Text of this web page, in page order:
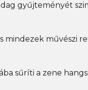
gyűjteményét
művészi
sűríti a zene